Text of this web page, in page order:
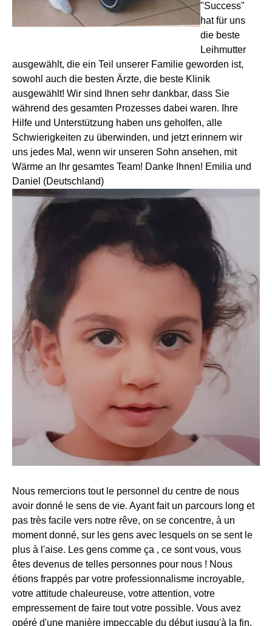
"Success"
hat für uns
die beste
Leihmutter
ausgewählt, die ein Teil unserer Familie geworden ist,
sowohl auch die besten Ärzte, die beste Klinik
ausgewählt! Wir sind Ihnen sehr dankbar, dass Sie
während des gesamten Prozesses dabei waren. Ihre
Hilfe und Unterstützung haben uns geholfen, alle
Schwierigkeiten zu überwinden, und jetzt erinnern wir
uns jedes Mal, wenn wir unseren Sohn ansehen, mit
Wärme an Ihr gesamtes Team! Danke Ihnen! Emilia und
Daniel (Deutschland)
Nous remercions tout le personnel du centre de nous
avoir donné le sens de vie. Ayant fait un parcours long et
pas très facile vers notre rêve, on se concentre, à un
moment donné, sur les gens avec lesquels on se sent le
plus à l'aise. Les gens comme ça , ce sont vous, vous
êtes devenus de telles personnes pour nous ! Nous
étions frappés par votre professionnalisme incroyable,
votre attitude chaleureuse, votre attention, votre
empressement de faire tout votre possible. Vous avez
opéré d'une manière impeccable du début jusqu'à la fin,